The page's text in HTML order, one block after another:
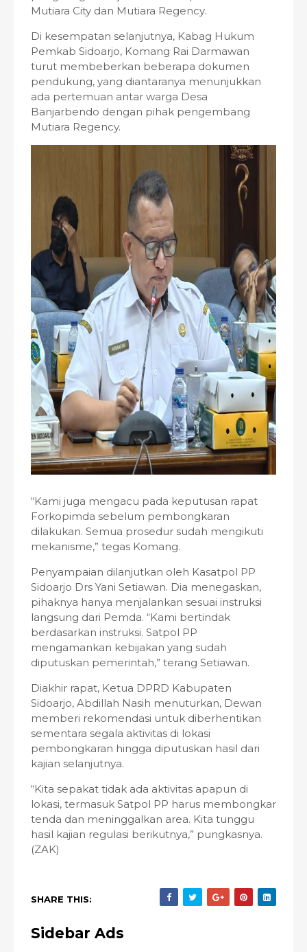
Mutiara City dan Mutiara Regency.
Di kesempatan selanjutnya, Kabag Hukum
Pemkab Sidoarjo, Komang Rai Darmawan
turut membeberkan beberapa dokumen
pendukung, yang diantaranya menunjukkan
ada pertemuan antar warga Desa
Banjarbendo dengan pihak pengembang
Mutiara Regency.
“Kami juga mengacu pada keputusan rapat
Forkopimda sebelum pembongkaran
dilakukan. Semua prosedur sudah mengikuti
mekanisme,” tegas Komang.
Penyampaian dilanjutkan oleh Kasatpol PP
Sidoarjo Drs Yani Setiawan. Dia menegaskan,
pihaknya hanya menjalankan sesuai instruksi
langsung dari Pemda. “Kami bertindak
berdasarkan instruksi. Satpol PP
mengamankan kebijakan yang sudah
diputuskan pemerintah,” terang Setiawan.
Diakhir rapat, Ketua DPRD Kabupaten
Sidoarjo, Abdillah Nasih menuturkan, Dewan
memberi rekomendasi untuk diberhentikan
sementara segala aktivitas di lokasi
pembongkaran hingga diputuskan hasil dari
kajian selanjutnya.
“Kita sepakat tidak ada aktivitas apapun di
lokasi, termasuk Satpol PP harus membongkar
tenda dan meninggalkan area. Kita tunggu
hasil kajian regulasi berikutnya,” pungkasnya.
(ZAK)
SHARE THIS:
Sidebar Ads